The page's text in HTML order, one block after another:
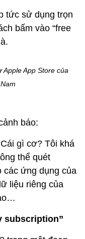
tức sử dụng trọn
bấm vào “free
báo:
gì cơ? Tôi khá
thể quét
các ứng dụng của
liệu riêng của
subscription”